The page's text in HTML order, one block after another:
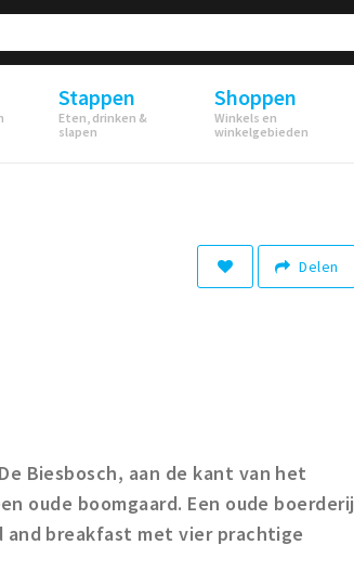
Stappen
Eten, drinken &
slapen
Shoppen
Winkels en
winkelgebieden
Delen
Biesbosch, aan de kant van het
oude boomgaard. Een oude boerderij
breakfast met vier prachtige